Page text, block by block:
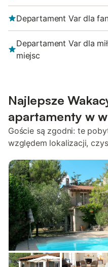
Departament Var dla
Departament Var dla
miejsc
Najlepsze
apartamenty w
Goście są zgodni: te
względem lokalizacji,